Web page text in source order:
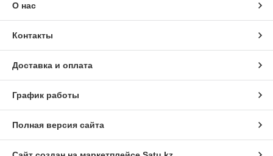
О нас
Контакты
Доставка и оплата
График работы
Полная версия сайта